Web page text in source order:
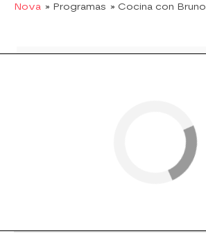
Nova » Programas » Cocina con Bruno